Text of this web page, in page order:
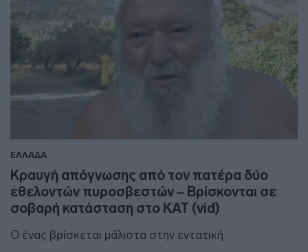
ΕΛΛΑΔΑ
Κραυγή απόγνωσης από τον πατέρα δύο
εθελοντών πυροσβεστών – Βρίσκονται σε
σοβαρή κατάσταση στο ΚΑΤ (vid)
Ο ένας βρίσκεται μάλιστα στην εντατική